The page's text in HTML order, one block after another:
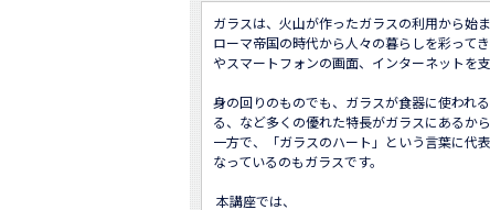
ガラスは、火山が作ったガラスの利用から始
ローマ帝国の時代から人々の暮らしを彩って
やスマートフォンの画面、インターネットを
身の回りのものでも、ガラスが食器に使われ
る、など多くの優れた特長がガラスにあるから
一方で、「ガラスのハート」という言葉に代
なっているのもガラスです。